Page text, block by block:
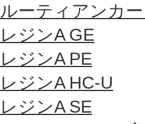
ルーティアンカ
レジンA GE
レジンA PE
レジンA HC-U
レジンA SE